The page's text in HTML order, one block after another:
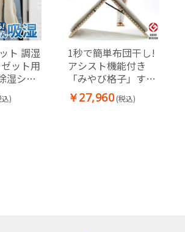
ト 調湿
ット用
湿シー
消臭
込)
1秒で簡単布団干し!
アシスト機能付き
「みやび格子」すの
こベッド 〔エアライ
ズ〕 シングル
￥27,960 (税込)